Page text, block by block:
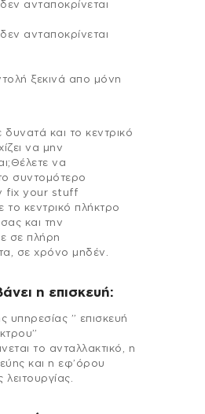
ανταποκρίνεται
ανταποκρίνεται
ξεκινά απο μόνη
δυνατά και το κεντρικό
να μην
να
συντομότερο
fix your stuff
το κεντρικό πλήκτρο
και την
σε πλήρη
σε χρόνο μηδέν.
η επισκευή:
υπηρεσίας ” επισκευή
το ανταλλακτικό, η
και η εφ’όρου